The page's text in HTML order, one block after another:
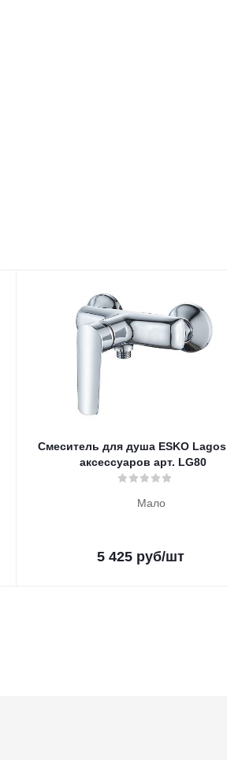
Смеситель для душа ESKO
аксессуаров арт. LG80
Мало
5 425руб/шт